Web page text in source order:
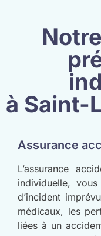
à Saint-
Assurance
L’assurance
individuelle,
d’incident
médicaux, les
liées à un